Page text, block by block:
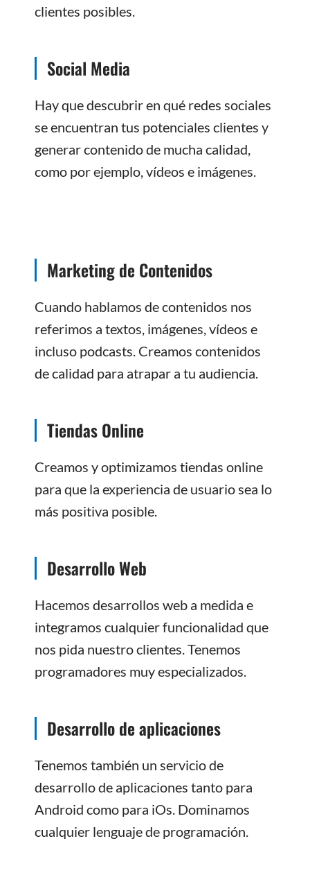
clientes posibles.
Social Media
Hay que descubrir en qué redes sociales
se encuentran tus potenciales clientes y
generar contenido de mucha calidad,
como por ejemplo, vídeos e imágenes.
Marketing de Contenidos
Cuando hablamos de contenidos nos
referimos a textos, imágenes, vídeos e
incluso podcasts. Creamos contenidos
de calidad para atrapar a tu audiencia.
Tiendas Online
Creamos y optimizamos tiendas online
para que la experiencia de usuario sea lo
más positiva posible.
Desarrollo Web
Hacemos desarrollos web a medida e
integramos cualquier funcionalidad que
nos pida nuestro clientes. Tenemos
programadores muy especializados.
Desarrollo de aplicaciones
Tenemos también un servicio de
desarrollo de aplicaciones tanto para
Android como para iOs. Dominamos
cualquier lenguaje de programación.